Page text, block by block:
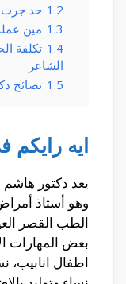
1.2 حد جرب
1.3 مين
1.4 تكلفة
الشاعر
1.5 نصائح
ايه رايكم
يعد دكتور
وهو أستاذ
الطب القصر
بعض المهارات
اطفال